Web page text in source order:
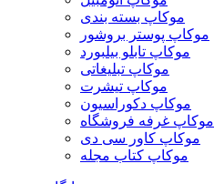
موکاپ بسته بندی
موکاپ پوستر بروشور
موکاپ تابلو بیلبورد
موکاپ تبلیغاتی
موکاپ تیشرت
موکاپ دکوراسیون
موکاپ غرفه فروشگاه
موکاپ کاور سی دی
موکاپ کتاب مجله